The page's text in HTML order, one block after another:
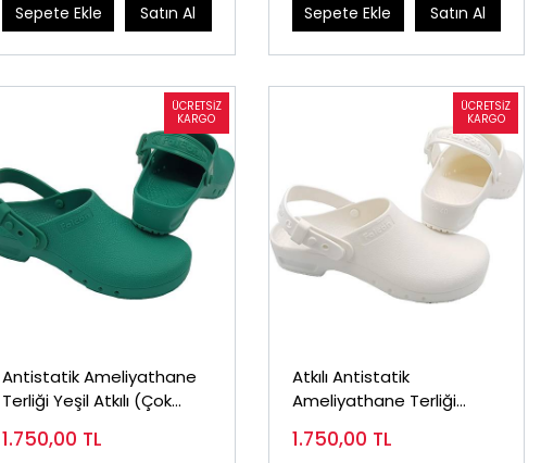
Sepete Ekle Satın Al Sepete Ekle Satın Al
Antistatik Ameliyathane
Terliği Yeşil Atkılı (Çok
1.750,00 TL
Atkılı Antistatik
Ameliyathane Terliği
1.750,00 TL